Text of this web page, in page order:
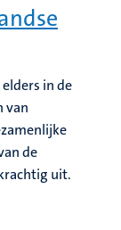
in de
van
de
uit.